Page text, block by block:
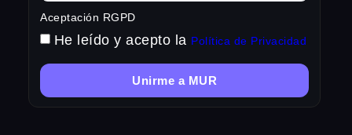
Aceptación RGPD
He leído y acepto la Política de Privacidad
Unirme a MUR